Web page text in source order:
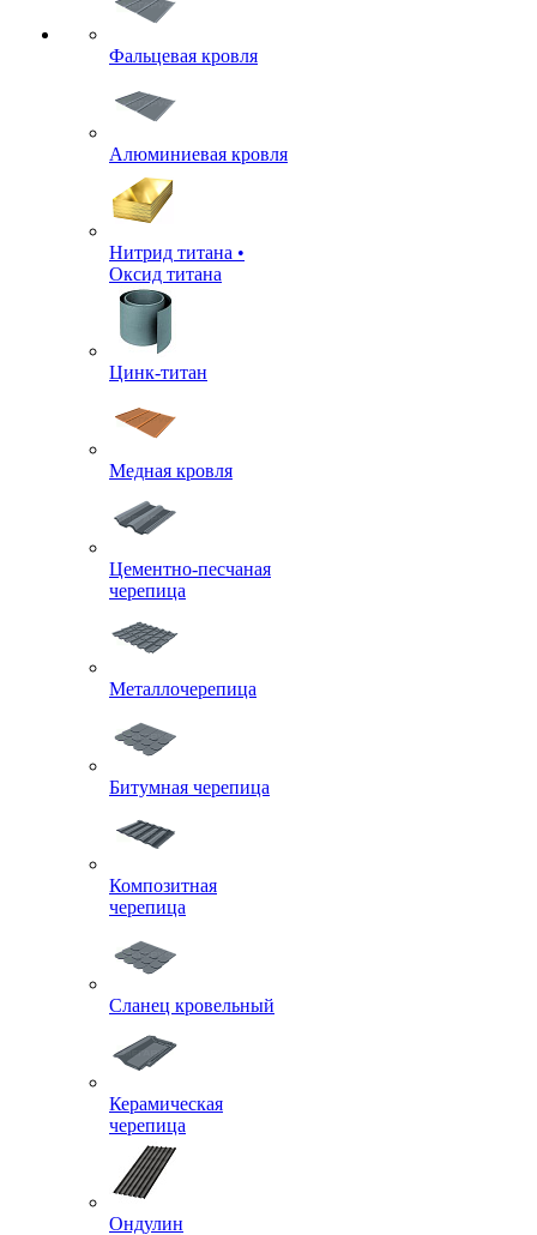
Фальцевая кровля
Алюминиевая кровля
Нитрид титана •
Оксид титана
Цинк-титан
Медная кровля
Цементно-песчаная
черепица
Металлочерепица
Битумная черепица
Композитная
черепица
Сланец кровельный
Керамическая
черепица
Ондулин